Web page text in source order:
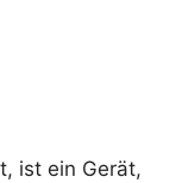
ist ein Gerät,